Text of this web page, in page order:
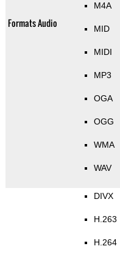
Formats Audio
M4A
MID
MIDI
MP3
OGA
OGG
WMA
WAV
DIVX
H.263
H.264